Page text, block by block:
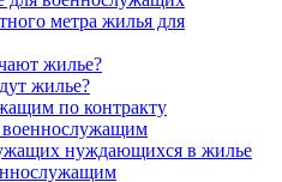
метра жилья для
жилье?
жилье?
по контракту
нуждающихся в жилье